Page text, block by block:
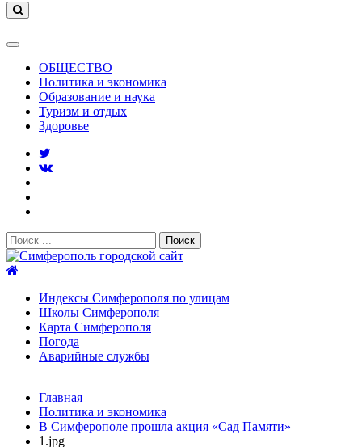
ОБЩЕСТВО
Политика и экономика
Образование и наука
Туризм и отдых
Здоровье
Поиск:
Индексы Симферополя по улицам
Школы Симферополя
Карта Симферополя
Погода
Аварийные службы
После атаки БПЛА на поезд Москва–Симферополь в
Крыму эвакуировали всех пассажиро...08.06.2026
Услуги дератизации в Симферополе и Крыму — цены,
Главная
Политика и экономика
В Симферополе прошла акция «Сад Памяти»
1.jpg